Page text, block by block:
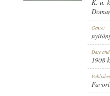
FAVORITE RECORD
K. u.
Genre:
Date
1908